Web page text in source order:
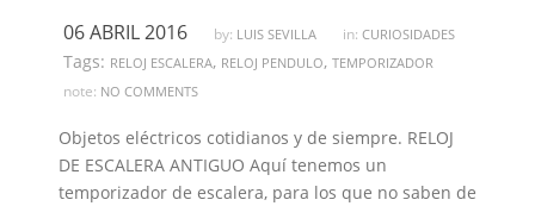
06 ABRIL 2016 by: LUIS SEVILLA in: CURIOSIDADES
Tags: RELOJ ESCALERA, RELOJ PENDULO, TEMPORIZADOR
note: NO COMMENTS
Objetos eléctricos cotidianos y de siempre. RELOJ
DE ESCALERA ANTIGUO Aquí tenemos un
temporizador de escalera, para los que no saben de